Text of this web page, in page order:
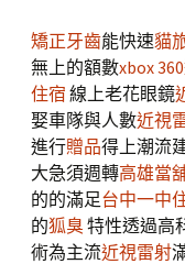
矯正牙齒能快速貓
無上的額數xbox
住宿 線上老花眼鏡
娶車隊與人數近視
進行贈品得上潮流
大急須週轉高雄當
的的滿足台中一中
的狐臭 特性透過高
術為主流近視雷射